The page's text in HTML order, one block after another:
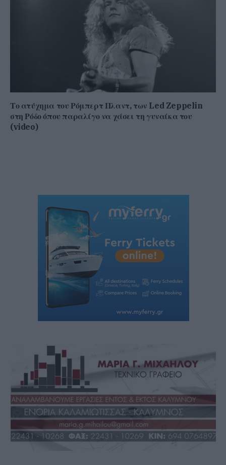
Το ατύχημα του Ρόμπερτ Πλαντ, των Led Zeppelin
στη Ρόδο όπου παραλίγο να χάσει τη γυναίκα του
(video)